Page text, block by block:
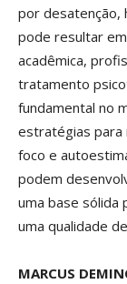
por desatenção,
pode resultar
acadêmica,
tratamento
fundamental no
estratégias para
foco e
podem
uma base sólida
uma qualidade
MARCUS